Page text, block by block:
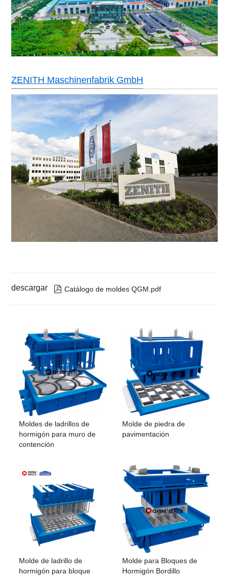
ZENITH Maschinenfabrik GmbH
descargar  Catálogo de moldes QGM.pdf
Moldes de ladrillos de
hormigón para muro de
contención
Molde de piedra de
pavimentación
Molde de ladrillo de
hormigón para bloque
Molde para Bloques de
Hormigón Bordillo